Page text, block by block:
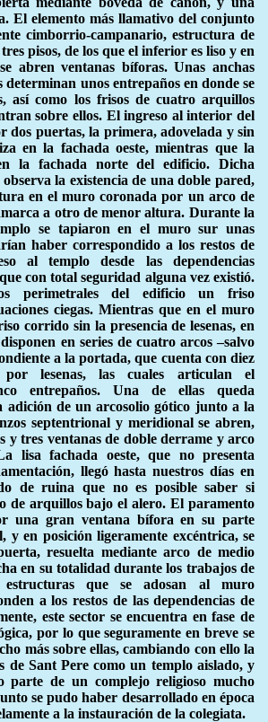
El elemento más llamativo del conjunto
cimborrio-campanario, estructura de
pisos, de los que el inferior es liso y en
abren ventanas bíforas. Unas anchas
determinan unos entrepaños en donde se
así como los frisos de cuatro arquillos
sobre ellos. El ingreso al interior del
dos puertas, la primera, adovelada y sin
en la fachada oeste, mientras que la
la fachada norte del edificio. Dicha
la existencia de una doble pared,
en el muro coronada por un arco de
a otro de menor altura. Durante la
se tapiaron en el muro sur unas
haber correspondido a los restos de
al templo desde las dependencias
con total seguridad alguna vez existió.
perimetrales del edificio un friso
ciegas. Mientras que en el muro
corrido sin la presencia de lesenas, en
en series de cuatro arcos –salvo
a la portada, que cuenta con diez
por lesenas, las cuales articulan el
entrepaños. Una de ellas queda
de un arcosolio gótico junto a la
septentrional y meridional se abren,
y tres ventanas de doble derrame y arco
lisa fachada oeste, que no presenta
llegó hasta nuestros días en
de ruina que no es posible saber si
de arquillos bajo el alero. El paramento
una gran ventana bífora en su parte
y en posición ligeramente excéntrica, se
resuelta mediante arco de medio
en su totalidad durante los trabajos de
estructuras que se adosan al muro
a los restos de las dependencias de
este sector se encuentra en fase de
por lo que seguramente en breve se
más sobre ellas, cambiando con ello la
de Sant Pere como un templo aislado, y
parte de un complejo religioso mucho
se pudo haber desarrollado en época
a la instauración de la colegiata.